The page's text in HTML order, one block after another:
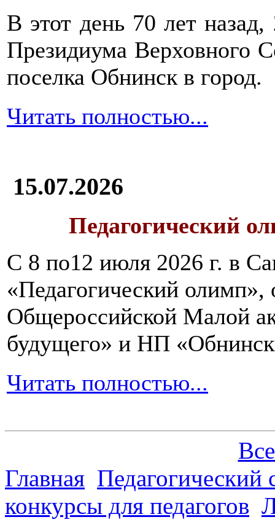
В этот день 70 лет
Президиума Верховного
поселка Обнинск в город.
Читать полностью...
15.07.2026
Педагогический
С 8 по12 июля 2026 г. в
«Педагогический олимп»,
Общероссийской Малой
будущего» и НП
Читать полностью...
Главная
конкурсы для педагогов